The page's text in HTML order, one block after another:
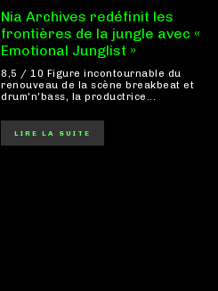
Nia Archives redéfinit les
frontières de la jungle avec «
Emotional Junglist »
8,5 / 10 Figure incontournable du
renouveau de la scène breakbeat et
drum'n'bass, la productrice...
LIRE LA SUITE